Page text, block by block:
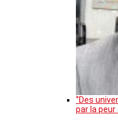
‘’Des
par la peur